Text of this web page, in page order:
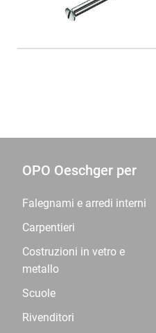
OPO Oeschger per
Falegnami e arredi interni
Carpentieri
Costruzioni in vetro e
metallo
Scuole
Rivenditori